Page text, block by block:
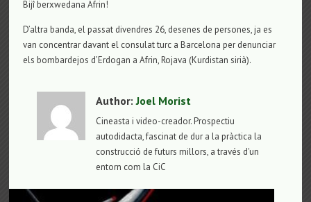
Bijî berxwedana Afrin!
D’altra banda, el passat divendres 26, desenes de persones, ja es
van concentrar davant el consulat turc a Barcelona per denunciar
els bombardejos d’Erdogan a Afrin, Rojava (Kurdistan sirià).
Author:Joel Morist
Cineasta i video-creador. Prospectiu
autodidacta, fascinat de dur a la pràctica la
construcció de futurs millors, a través d'un
entorn com la CiC